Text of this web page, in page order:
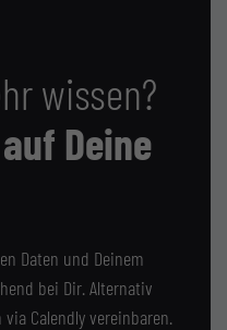
wissen?
Deine
Daten und Deinem
bei Dir. Alternativ
Calendly vereinbaren.